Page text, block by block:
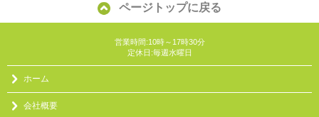
ページトップに戻る
営業時間:10時～17時30分
定休日:毎週水曜日
ホーム
会社概要